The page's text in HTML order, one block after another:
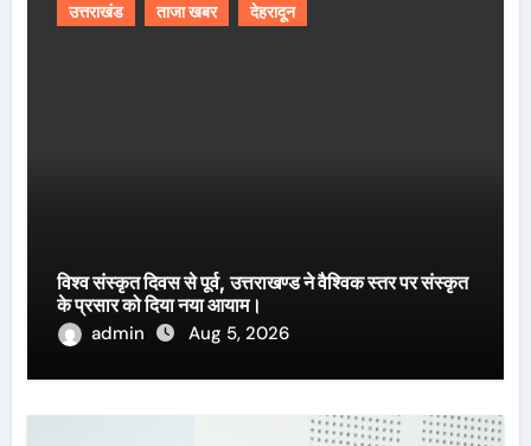
उत्तराखंड ताजा खबर देहरादून
विश्व संस्कृत दिवस से पूर्व, उत्तराखण्ड ने वैश्विक स्तर पर संस्कृत
के प्रसार को दिया नया आयाम।
admin
Aug 5, 2026